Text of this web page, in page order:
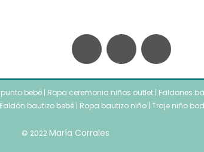
F
a
c
e
I
n
s
W
h
a
bebé | Ropa ceremonia niños outlet | Faldones
Faldón bautizo bebé | Ropa bautizo niño | Traje niño
© 2022María Corrales